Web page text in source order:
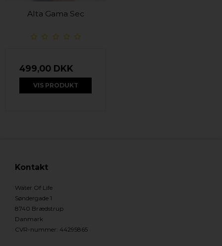
Alta Gama Sec
499,00 DKK
VIS PRODUKT
Kontakt
Water Of Life
Søndergade 1
8740 Brædstrup
Danmark
CVR-nummer: 44295865